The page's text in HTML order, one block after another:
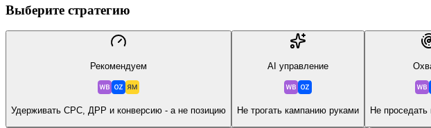
Выберите стратегию
Рекомендуем
Удерживать CPC, ДРР и конверсию - а не позицию
AI управление
Не трогать кампанию руками Не